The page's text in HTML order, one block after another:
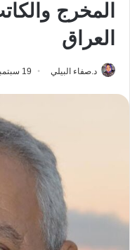
المخرج
العراق
د.صفاء البيلي 19 سبتمبر، 2018